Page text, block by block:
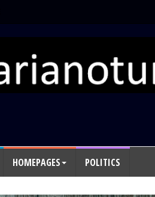
HOMEPAGES POLITICS